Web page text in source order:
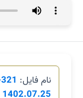
نام فایل:
1402.07.25